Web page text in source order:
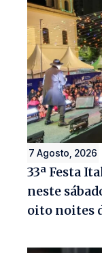
7 Agosto, 2026
33ª Festa
neste
oito noites